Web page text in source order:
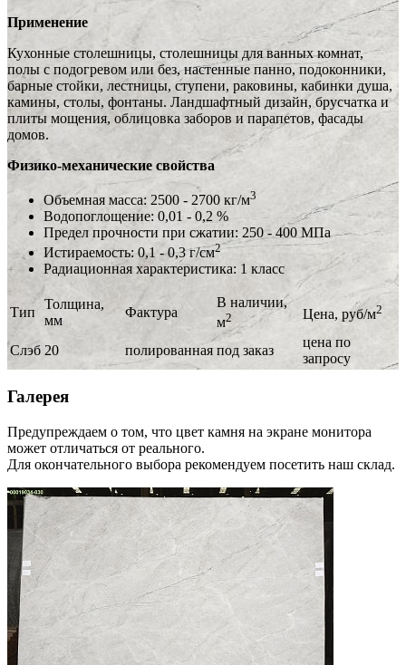
Применение
Кухонные столешницы, столешницы для ванных комнат,
полы с подогревом или без, настенные панно, подоконники,
барные стойки, лестницы, ступени, раковины, кабинки душа,
камины, столы, фонтаны. Ландшафтный дизайн, брусчатка и
плиты мощения, облицовка заборов и парапетов, фасады
домов.
Физико-механические свойства
Объемная масса: 2500 - 2700 кг/м3
Водопоглощение: 0,01 - 0,2 %
Предел прочности при сжатии: 250 - 400 МПа
Истираемость: 0,1 - 0,3 г/см2
Радиационная характеристика: 1 класс
Тип
Толщина,
мм
Фактура
В наличии,
м2 Цена, руб/м2
Слэб 20 полированная под заказ
цена по
запросу
Галерея
Предупреждаем о том, что цвет камня на экране монитора
может отличаться от реального.
Для окончательного выбора рекомендуем посетить наш склад.